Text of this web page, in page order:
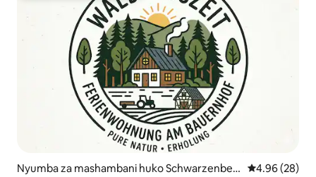
Nyumba za mashambani huko Schwarzenber
Ukadiriaji wa
4.96 (28)